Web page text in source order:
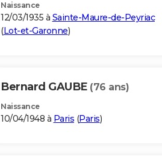
Naissance
12/03/1935 à Sainte-Maure-de-Peyriac
(Lot-et-Garonne)
Bernard GAUBE (76 ans)
Naissance
10/04/1948 à Paris (Paris)